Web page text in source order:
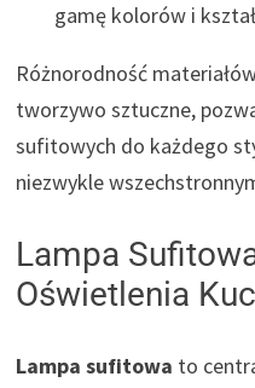
gamę kolorów i
Różnorodność
tworzywo sztuczne,
sufitowych do każdego
niezwykle
Lampa
Oświetlenia
Lampa sufitowa to